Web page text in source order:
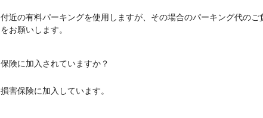
付近の有料パーキングを使用しますが、その場合のパーキング代のご
をお願いします。
保険に加入されていますか？
損害保険に加入しています。